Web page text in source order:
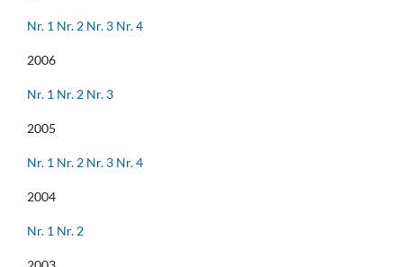
Nr. 1 Nr. 2 Nr. 3 Nr. 4
2006
Nr. 1 Nr. 2 Nr. 3
2005
Nr. 1 Nr. 2 Nr. 3 Nr. 4
2004
Nr. 1 Nr. 2